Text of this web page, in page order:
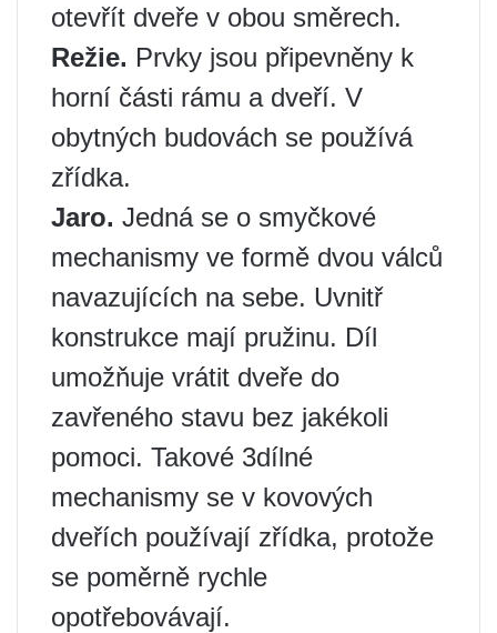
otevřít dveře v obou směrech.
Režie. Prvky jsou připevněny k
horní části rámu a dveří. V
obytných budovách se používá
zřídka.
Jaro. Jedná se o smyčkové
mechanismy ve formě dvou válců
navazujících na sebe. Uvnitř
konstrukce mají pružinu. Díl
umožňuje vrátit dveře do
zavřeného stavu bez jakékoli
pomoci. Takové 3dílné
mechanismy se v kovových
dveřích používají zřídka, protože
se poměrně rychle
opotřebovávají.